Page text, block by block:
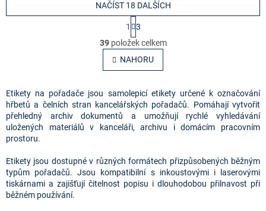
O
v
l
á
a
c
í
p
k
y
v
NAČÍST 18 DALŠÍCH
t
r
á
n
k
v
á
n
í
1
3
39položek celkem
NAHORU
Etikety na pořadače jsou samolepicí etikety určené k označování
hřbetů a čelních stran kancelářských pořadačů. Pomáhají vytvořit
přehledný archiv dokumentů a umožňují rychlé vyhledávání
uložených materiálů v kanceláři, archivu i domácím pracovním
prostoru.
Etikety jsou dostupné v různých formátech přizpůsobených běžným
typům pořadačů. Jsou kompatibilní s inkoustovými i laserovými
tiskárnami a zajišťují čitelnost popisu i dlouhodobou přilnavost při
běžném používání.